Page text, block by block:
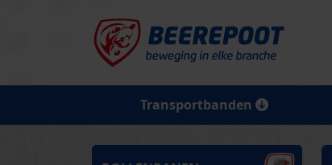
Transportbanden